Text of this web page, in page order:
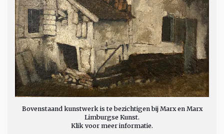
Bovenstaand kunstwerk is te bezichtigen bij Marx en Marx
Limburgse Kunst.
Klik voor meer informatie.